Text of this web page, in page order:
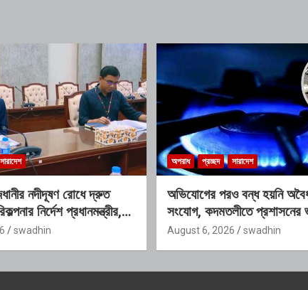
সারাদেশ
নদীদূষণ রোধে দ্রুত
নির্দেশ প্রধানমন্ত্রীর,
সমন্বয় কমিটি
swadhin
অপরাধ প্রচ্ছদ সারাদেশ
অভিযোগের পরও বন্ধ হয়নি
সংযোগ, কদমতলীতে প্রশাসনের
প্রশ্ন
August 6, 2026 swadhin